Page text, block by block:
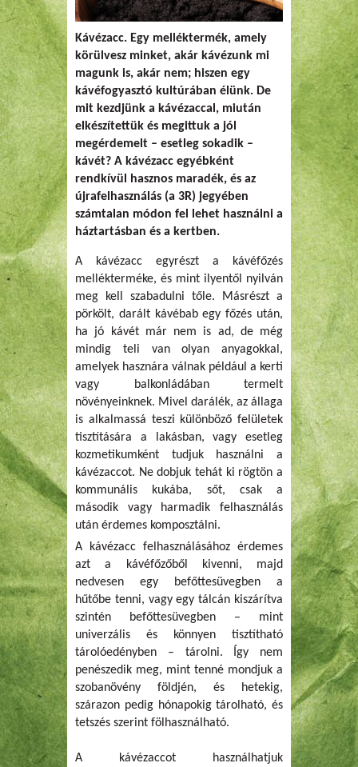
Kávézacc. Egy melléktermék, amely
körülvesz minket, akár kávézunk mi
magunk is, akár nem; hiszen egy
kávéfogyasztó kultúrában élünk. De
mit kezdjünk a kávézaccal, miután
elkészítettük és megittuk a jól
megérdemelt – esetleg sokadik –
kávét? A kávézacc egyébként
rendkívül hasznos maradék, és az
újrafelhasználás (a 3R) jegyében
számtalan módon fel lehet használni a
háztartásban és a kertben.
A kávézacc egyrészt a kávéfőzés
mellékterméke, és mint ilyentől nyilván
meg kell szabadulni tőle. Másrészt a
pörkölt, darált kávébab egy főzés után,
ha jó kávét már nem is ad, de még
mindig teli van olyan anyagokkal,
amelyek hasznára válnak például a kerti
vagy balkonládában termelt
növényeinknek. Mivel darálék, az állaga
is alkalmassá teszi különböző felületek
tisztítására a lakásban, vagy esetleg
kozmetikumként tudjuk használni a
kávézaccot. Ne dobjuk tehát ki rögtön a
kommunális kukába, sőt, csak a
második vagy harmadik felhasználás
után érdemes komposztálni.
A kávézacc felhasználásához érdemes
azt a kávéfőzőből kivenni, majd
nedvesen egy befőttesüvegben a
hűtőbe tenni, vagy egy tálcán kiszárítva
szintén befőttesüvegben – mint
univerzális és könnyen tisztítható
tárolóedényben – tárolni. Így nem
penészedik meg, mint tenné mondjuk a
szobanövény földjén, és hetekig,
szárazon pedig hónapokig tárolható, és
tetszés szerint fölhasználható.
A kávézaccot használhatjuk